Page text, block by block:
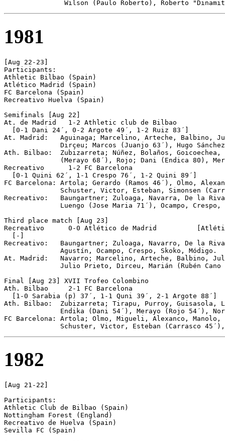
1981
[Aug 22-23]
Participants:
Athletic Bilbao (Spain)
Atlético Madrid (Spain)
FC Barcelona (Spain)
Recreativo Huelva (Spain)
Semifinals [Aug 22]
At. de Madrid	1-2 Athletic club de Bilbao
  [0-1 Dani 24´, 0-2 Argote 49´, 1-2 Ruiz 83´]
At. Madrid:   Aguinaga; Marcelino, Arteche, Balbino,
Dirçeu; Marcos (Juanjo 63´), Hugo
Ath. Bilbao:  Zubizarreta; Núñez, Bolaños,
(Merayo 68´), Rojo; Dani (Endica 80),
Recreativo	1-2 FC Barcelona
  [0-1 Quini 62´, 1-1 Crespo 76´, 1-2 Quini 89´]
FC Barcelona: Artola; Gerardo (Ramos 46´), Olmo,
Schuster, Victor, Esteban, Simonsen
Recreativo:   Baungartner; Zuloaga, Navarra, De la
Luengo (Jose Maria 71´), Ocampo, Crespo,
Third place match [Aug 23]
Recreativo	0-0 Atlético de Madrid		[Atlético 3-4 on pen]
  [-]
Recreativo:   Baungartner; Zuloaga, Navarro, De la
              Agustín, Ocampo, Crespo, Skoko, Módigo.
At. Madrid:   Navarro; Marcelino, Arteche, Balbino,
Julio Prieto, Dirceu, Marián (Rubén
Final [Aug 23] XVII Trofeo Colombino
Ath. Bilbao	2-1 FC Barcelona
  [1-0 Sarabia (p) 37´, 1-1 Quni 39´, 2-1 Argote 88´]
Ath. Bilbao:  Zubizarreta; Tirapu, Purroy, Guisasola,
Endika (Dani 54´), Merayo (Rojo 54´),
FC Barcelona: Artola; Olmo, Migueli, Alexanco,
1982
[Aug 21-22]
Participants:
Athletic Club de Bilbao (Spain)
Nottingham Forest (England)
Recreativo de Huelva (Spain)
Sevilla FC (Spain)